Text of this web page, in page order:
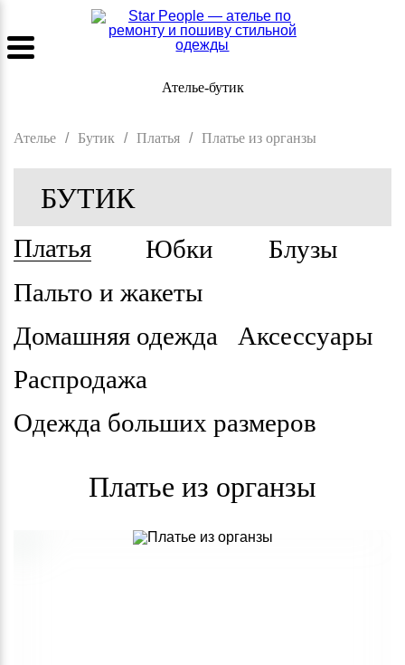
Ателье-бутик
Ателье / Бутик / Платья / Платье из органзы
БУТИК
Платья Юбки
Блузы
Пальто и жакеты
Домашняя одежда
Аксессуары
Распродажа
Одежда больших размеров
Платье из органзы